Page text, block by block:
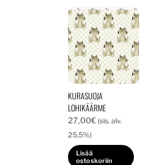
KURASUOJA
LOHIKÄÄRME
27,00€ (sis. alv.
25,5%)
Lisää
ostoskoriin